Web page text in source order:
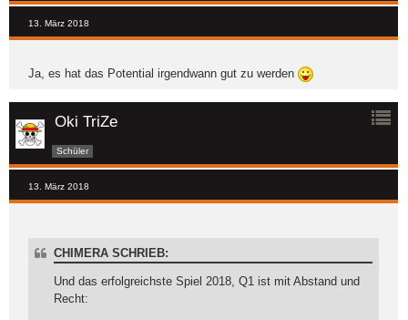
13. März 2018
Ja, es hat das Potential irgendwann gut zu werden
Oki TriZe
Schüler
13. März 2018
CHIMERA SCHRIEB:
Und das erfolgreichste Spiel 2018, Q1 ist mit Abstand und
Recht: